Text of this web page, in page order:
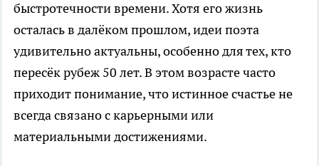
быстротечности времени. Хотя его жизнь
осталась в далёком прошлом, идеи поэта
удивительно актуальны, особенно для тех, кто
пересёк рубеж 50 лет. В этом возрасте часто
приходит понимание, что истинное счастье не
всегда связано с карьерными или
материальными достижениями.